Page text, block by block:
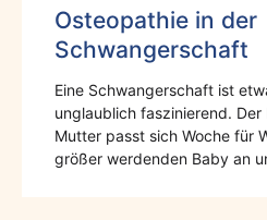
Osteopathie in der
Schwangerschaft
Eine Schwangerschaft ist
unglaublich faszinierend.
Mutter passt sich Woche für
größer werdenden Baby an